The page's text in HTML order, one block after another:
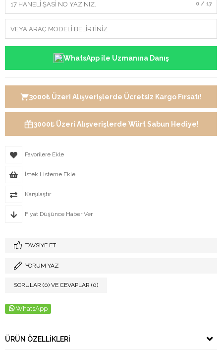
0 / 17
WhatsApp ile Uzmanına Danış
3000₺ Üzeri Alışverişlerde Ücretsiz Kargo Fırsatı!
3000₺ Üzeri Alışverişlerde Würt Sabun Hediye!
Favorilere Ekle
İstek Listeme Ekle
Karşılaştır
Fiyat Düşünce Haber Ver
TAVSIYE ET
YORUM YAZ
SORULAR (0) VE CEVAPLAR (0)
WhatsApp
ÜRÜN ÖZELLIKLERI